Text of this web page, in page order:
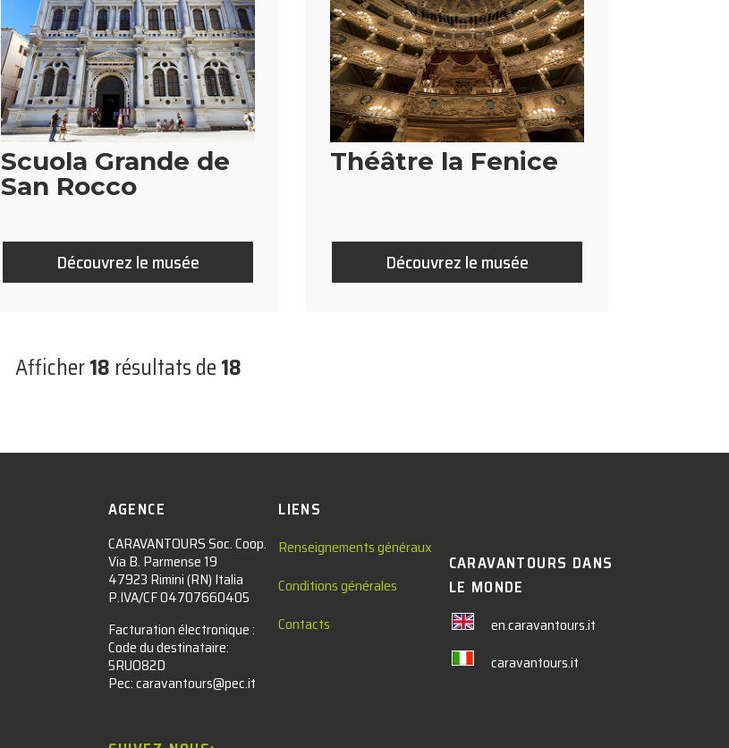
Scuola Grande de
San Rocco
Découvrez le musée
Théâtre la Fenice
Découvrez le musée
Afficher18 résultats de18
AGENCE
CARAVANTOURS Soc. Coop.
Via B. Parmense 19
47923 Rimini (RN) Italia
P.IVA/CF 04707660405
Facturation électronique :​
Code du destinataire:
5RUO82D
Pec: caravantours@pec.it
LIENS
Renseignements généraux
Conditions générales
Contacts
CARAVANTOURS DANS
LE MONDE
en.caravantours.it
caravantours.it